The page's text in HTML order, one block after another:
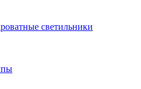
светильники